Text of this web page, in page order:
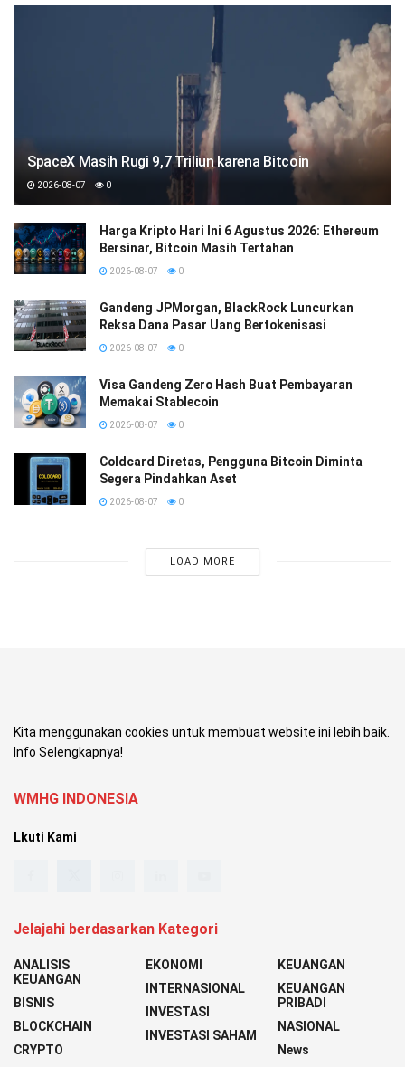
SpaceX Masih Rugi 9,7 Triliun karena Bitcoin
2026-08-07 0
Harga Kripto Hari Ini 6 Agustus 2026: Ethereum
Bersinar, Bitcoin Masih Tertahan
2026-08-07 0
Gandeng JPMorgan, BlackRock Luncurkan
Reksa Dana Pasar Uang Bertokenisasi
2026-08-07 0
Visa Gandeng Zero Hash Buat Pembayaran
Memakai Stablecoin
2026-08-07 0
Coldcard Diretas, Pengguna Bitcoin Diminta
Segera Pindahkan Aset
2026-08-07 0
LOAD MORE
Kita menggunakan cookies untuk membuat website ini lebih baik.
Info Selengkapnya!
WMHG INDONESIA
Lkuti Kami
Jelajahi berdasarkan Kategori
ANALISIS
KEUANGAN
BISNIS
BLOCKCHAIN
CRYPTO
EKONOMI
INTERNASIONAL
INVESTASI
INVESTASI SAHAM
KEUANGAN
KEUANGAN
PRIBADI
NASIONAL
News